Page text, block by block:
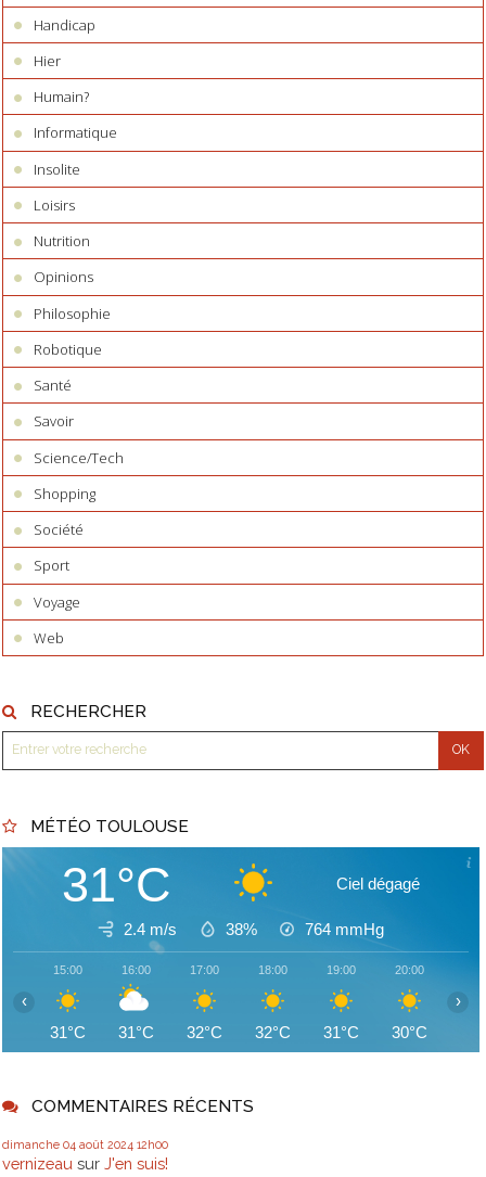
Handicap
Hier
Humain?
Informatique
Insolite
Loisirs
Nutrition
Opinions
Philosophie
Robotique
Santé
Savoir
Science/Tech
Shopping
Société
Sport
Voyage
Web
RECHERCHER
MÉTÉO TOULOUSE
31°C Ciel dégagé
2.4 m/s 38% 764 mmHg
15:00
31°C
16:00
31°C
17:00
32°C
18:00
32°C
19:00
31°C
20:00
30°C
‹ ›
COMMENTAIRES RÉCENTS
dimanche 04 août 2024 12h00
vernizeau sur J'en suis!